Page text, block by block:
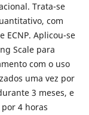
Trata-se
com
ECNP. Aplicou-se
Scale para
com o uso
uma vez por
3 meses, e
4 horas